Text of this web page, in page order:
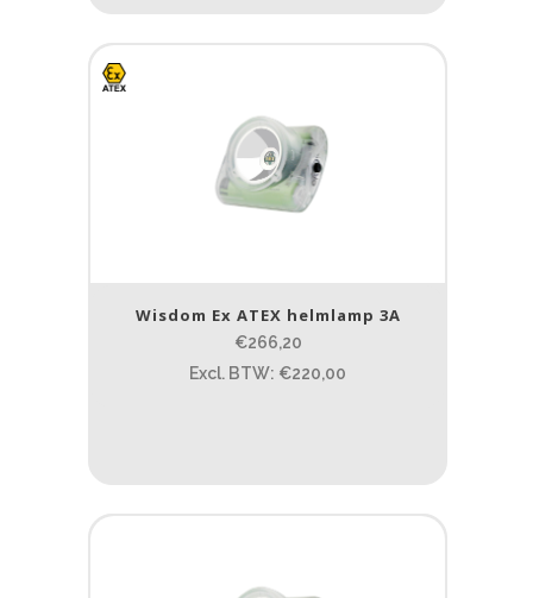
Wisdom Ex ATEX helmlamp 3A
€266,20
Excl. BTW: €220,00